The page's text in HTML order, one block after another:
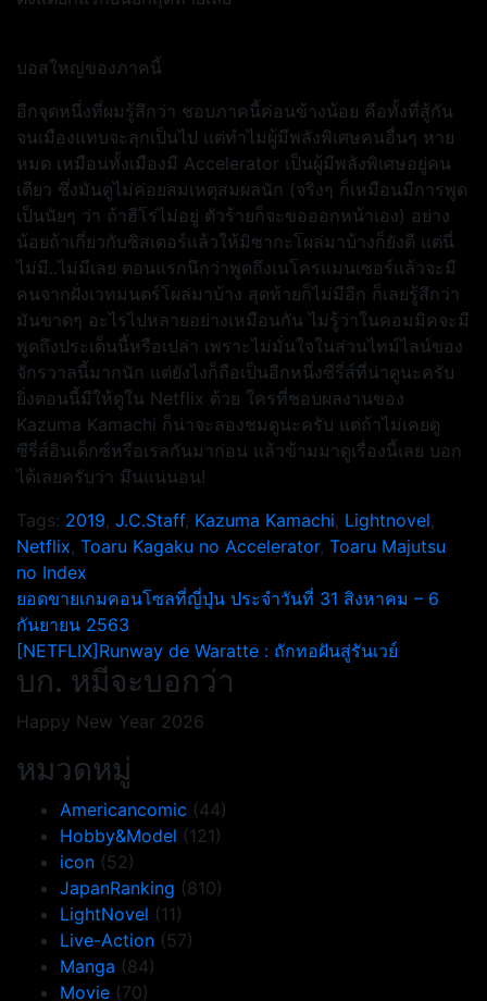
บอสใหญ่ของภาคนี้
อีกจุดหนึ่งที่ผมรู้สึกว่า ชอบภาคนี้ค่อนข้างน้อย คือทั้งที่สู้กัน
จนเมืองแทบจะลุกเป็นไป แต่ทำไมผู้มีพลังพิเศษคนอื่นๆ หาย
หมด เหมือนทั้งเมืองมี Accelerator เป็นผู้มีพลังพิเศษอยู่คน
เดียว ซึ่งมันดูไม่ค่อยสมเหตุสมผลนัก (จริงๆ ก็เหมือนมีการพูด
เป็นนัยๆ ว่า ถ้าฮีโร่ไม่อยู่ ตัวร้ายก็จะขอออกหน้าเอง) อย่าง
น้อยถ้าเกี่ยวกับซิสเตอร์แล้วให้มิซากะโผล่มาบ้างก็ยังดี แต่นี่
ไม่มี..ไม่มีเลย ตอนแรกนึกว่าพูดถึงเนโครแมนเซอร์แล้วจะมี
คนจากฝั่งเวทมนตร์โผล่มาบ้าง สุดท้ายก็ไม่มีอีก ก็เลยรู้สึกว่า
มันขาดๆ อะไรไปหลายอย่างเหมือนกัน ไม่รู้ว่าในคอมมิคจะมี
พูดถึงประเด็นนี้หรือเปล่า เพราะไม่มั่นใจในส่วนไทม์ไลน์ของ
จักรวาลนี้มากนัก แต่ยังไงก็ถือเป็นอีกหนึ่งซีรี่ส์ที่น่าดูนะครับ
ยิ่งตอนนี้มีให้ดูใน Netflix ด้วย ใครที่ชอบผลงานของ
Kazuma Kamachi ก็น่าจะลองชมดูนะครับ แต่ถ้าไม่เคยดู
ซีรี่ส์อินเด็กซ์หรือเรลกันมาก่อน แล้วข้ามมาดูเรื่องนี้เลย บอก
ได้เลยครับว่า มึนแน่นอน!
Tags: 2019, J.C.Staff, Kazuma Kamachi, Lightnovel,
Netflix, Toaru Kagaku no Accelerator, Toaru Majutsu
no Index
แนะแนว
เรื่อง
ยอดขายเกมคอนโซลที่ญี่ปุ่น ประจำวันที่ 31 สิงหาคม – 6
กันยายน 2563
[NETFLIX]Runway de Waratte : ถักทอฝันสู่รันเวย์
บก. หมีจะบอกว่า
Happy New Year 2026
หมวดหมู่
Americancomic (44)
Hobby&Model (121)
icon (52)
JapanRanking (810)
LightNovel (11)
Live-Action (57)
Manga (84)
Movie (70)